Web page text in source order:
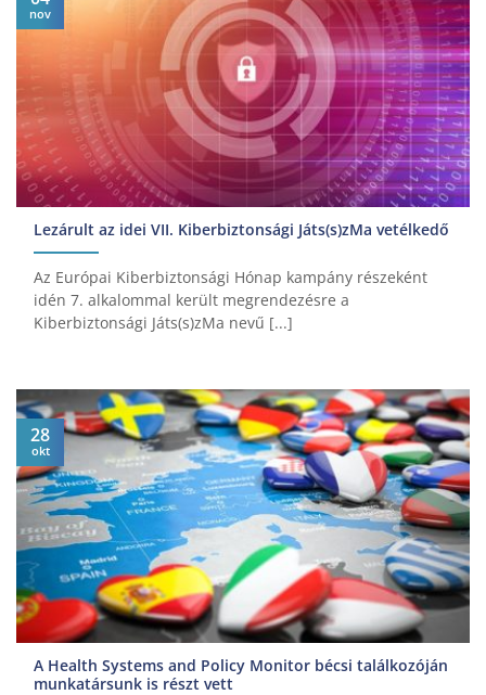
Lezárult az idei VII. Kiberbiztonsági Játs(s)zMa vetélkedő
Az Európai Kiberbiztonsági Hónap kampány részeként
idén 7. alkalommal került megrendezésre a
Kiberbiztonsági Játs(s)zMa nevű [...]
nov
A Health Systems and Policy Monitor bécsi találkozóján
munkatársunk is részt vett
28
okt